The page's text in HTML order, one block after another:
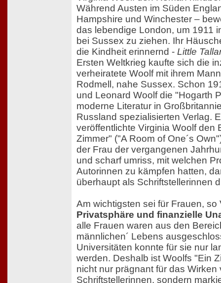
Während Austen im Süden
Hampshire und Winchester –
das lebendige London, um 1911
bei Sussex zu ziehen. Ihr
die Kindheit erinnernd - Little
Ersten Weltkrieg kaufte sich die
verheiratete Woolf mit ihrem
Rodmell, nahe Sussex. Schon
und Leonard Woolf die "Hogarth
moderne Literatur in
Russland spezialisierten Verlag.
veröffentlichte Virginia Woolf den
Zimmer" ("A Room of One´s
der Frau der vergangenen
und scharf umriss, mit welchen
Autorinnen zu kämpfen hatten,
überhaupt als Schriftstellerinnen
Am wichtigsten sei für Frauen, so
Privatsphäre und finanzielle
alle Frauen waren aus den
männlichen´ Lebens
Universitäten konnte für sie nur
werden. Deshalb ist Woolfs "Ein
nicht nur prägnant für das Wirken
Schriftstellerinnen, sondern